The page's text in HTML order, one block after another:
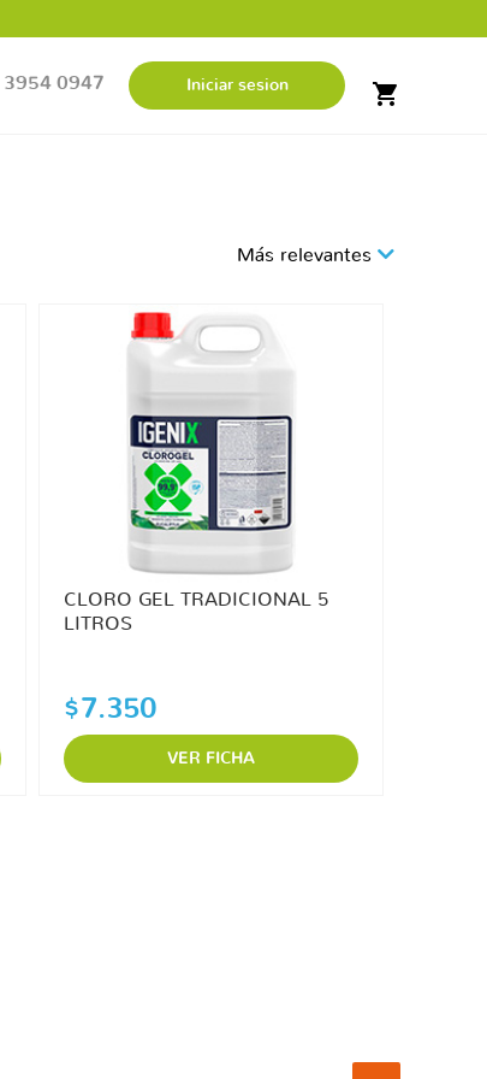
shopping_cart
Iniciar sesion
3954 0947
Más relevantes
CLORO GEL TRADICIONAL 5
LITROS
$7.350
VER FICHA